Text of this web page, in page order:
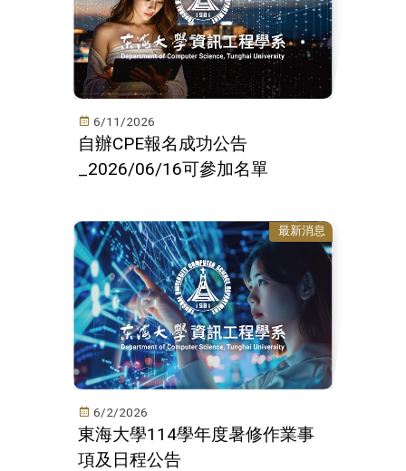
6/11/2026
自辦CPE報名成功公告
_2026/06/16可參加名單
最新消息
6/2/2026
東海大學114學年度暑修作業事
項及日程公告